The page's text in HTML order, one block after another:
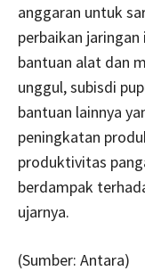
anggaran untuk
perbaikan
bantuan alat dan
unggul, subisdi
bantuan lainnya
peningkatan
produktivitas
berdampak
ujarnya.
(Sumber: Antara)